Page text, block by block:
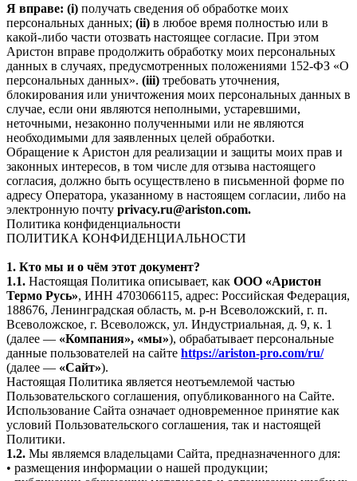
Я вправе: (i) получать сведения об обработке моих
персональных данных; (ii) в любое время полностью или в
какой-либо части отозвать настоящее согласие. При этом
Аристон вправе продолжить обработку моих персональных
данных в случаях, предусмотренных положениями 152-ФЗ «О
персональных данных». (iii) требовать уточнения,
блокирования или уничтожения моих персональных данных в
случае, если они являются неполными, устаревшими,
неточными, незаконно полученными или не являются
необходимыми для заявленных целей обработки.
Обращение к Аристон для реализации и защиты моих прав и
законных интересов, в том числе для отзыва настоящего
согласия, должно быть осуществлено в письменной форме по
адресу Оператора, указанному в настоящем согласии, либо на
электронную почту privacy.ru@ariston.com.
Политика конфиденциальности
ПОЛИТИКА КОНФИДЕНЦИАЛЬНОСТИ
1. Кто мы и о чём этот документ?
1.1. Настоящая Политика описывает, как ООО «Аристон
Термо Русь», ИНН 4703066115, адрес: Российская Федерация,
188676, Ленинградская область, м. р-н Всеволожский, г. п.
Всеволожское, г. Всеволожск, ул. Индустриальная, д. 9, к. 1
(далее — «Компания», «мы»), обрабатывает персональные
данные пользователей на сайте https://ariston-pro.com/ru/
(далее — «Сайт»).
Настоящая Политика является неотъемлемой частью
Пользовательского соглашения, опубликованного на Сайте.
Использование Сайта означает одновременное принятие как
условий Пользовательского соглашения, так и настоящей
Политики.
1.2. Мы являемся владельцами Сайта, предназначенного для:
• размещения информации о нашей продукции;